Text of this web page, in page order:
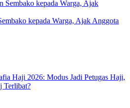
kepada Warga, Ajak Anggota